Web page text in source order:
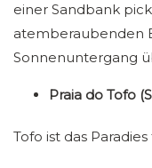
einer Sandbank
atemberaubenden
Sonnenuntergang
Praia do Tofo
Tofo ist das